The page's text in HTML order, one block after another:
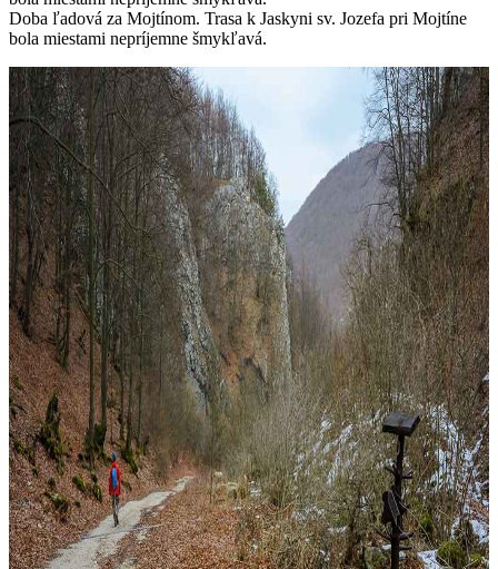
Doba ľadová za Mojtínom. Trasa k Jaskyni sv. Jozefa pri Mojtíne
bola miestami nepríjemne šmykľavá.